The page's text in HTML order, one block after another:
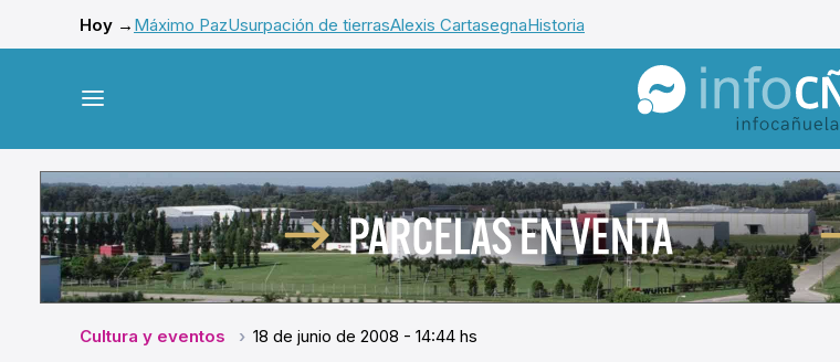
Hoy → Máximo PazUsurpación de tierrasAlexis CartasegnaHistoria
InfoCañuelas
Cultura y eventos 18 de junio de 2008 - 14:44 hs